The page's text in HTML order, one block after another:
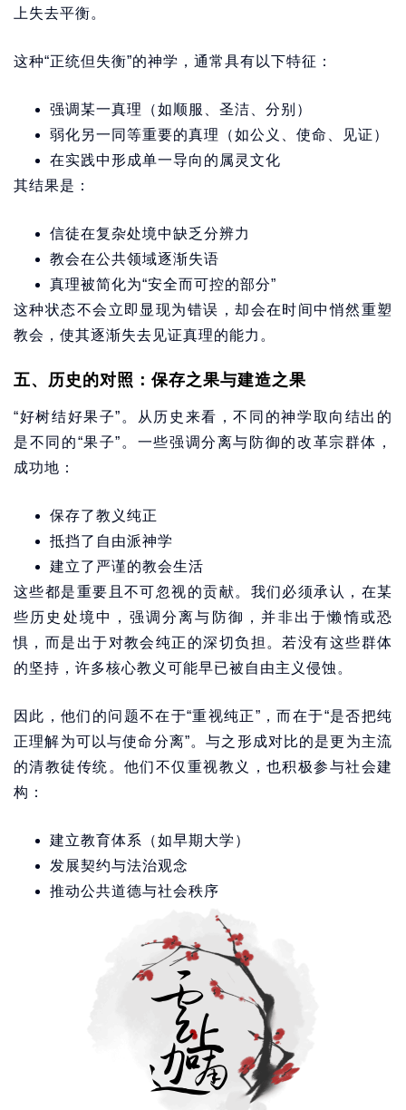
上失去平衡。
这种“正统但失衡”的神学，通常具有以下特征：
强调某一真理（如顺服、圣洁、分别）
弱化另一同等重要的真理（如公义、使命、见证）
在实践中形成单一导向的属灵文化
其结果是：
信徒在复杂处境中缺乏分辨力
教会在公共领域逐渐失语
真理被简化为“安全而可控的部分”
这种状态不会立即显现为错误，却会在时间中悄然重塑
教会，使其逐渐失去见证真理的能力。
五、历史的对照：保存之果与建造之果
“好树结好果子”。从历史来看，不同的神学取向结出的
是不同的“果子”。一些强调分离与防御的改革宗群体，
成功地：
保存了教义纯正
抵挡了自由派神学
建立了严谨的教会生活
这些都是重要且不可忽视的贡献。我们必须承认，在某
些历史处境中，强调分离与防御，并非出于懒惰或恐
惧，而是出于对教会纯正的深切负担。若没有这些群体
的坚持，许多核心教义可能早已被自由主义侵蚀。
因此，他们的问题不在于“重视纯正”，而在于“是否把纯
正理解为可以与使命分离”。与之形成对比的是更为主流
的清教徒传统。他们不仅重视教义，也积极参与社会建
构：
建立教育体系（如早期大学）
发展契约与法治观念
推动公共道德与社会秩序